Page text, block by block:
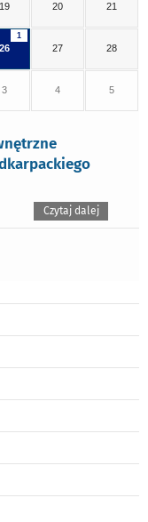
19 20 21
1
26 27 28
3 4 5
Czytaj dalej